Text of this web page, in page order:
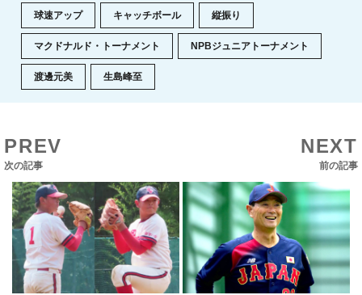
球速アップ キャッチボール 縦振り
マクドナルド・トーナメント NPBジュニアトーナメント
渡邊元美 生島峰至
PREV
次の記事
NEXT
前の記事